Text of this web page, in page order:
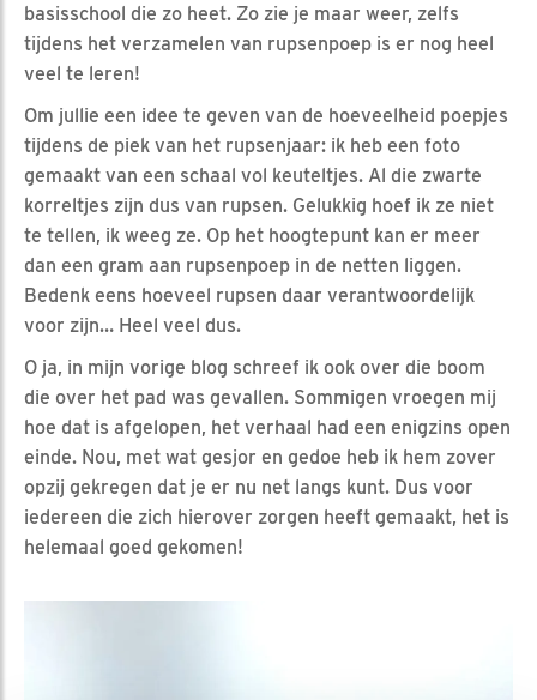
basisschool die zo heet. Zo zie je maar weer, zelfs
tijdens het verzamelen van rupsenpoep is er nog heel
veel te leren!
Om jullie een idee te geven van de hoeveelheid poepjes
tijdens de piek van het rupsenjaar: ik heb een foto
gemaakt van een schaal vol keuteltjes. Al die zwarte
korreltjes zijn dus van rupsen. Gelukkig hoef ik ze niet
te tellen, ik weeg ze. Op het hoogtepunt kan er meer
dan een gram aan rupsenpoep in de netten liggen.
Bedenk eens hoeveel rupsen daar verantwoordelijk
voor zijn… Heel veel dus.
O ja, in mijn vorige blog schreef ik ook over die boom
die over het pad was gevallen. Sommigen vroegen mij
hoe dat is afgelopen, het verhaal had een enigzins open
einde. Nou, met wat gesjor en gedoe heb ik hem zover
opzij gekregen dat je er nu net langs kunt. Dus voor
iedereen die zich hierover zorgen heeft gemaakt, het is
helemaal goed gekomen!